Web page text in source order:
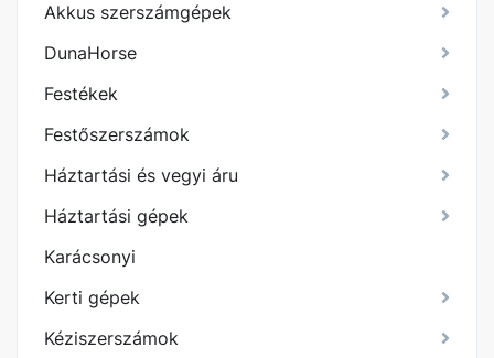
Akkus szerszámgépek
DunaHorse
Festékek
Festőszerszámok
Háztartási és vegyi áru
Háztartási gépek
Karácsonyi
Kerti gépek
Kéziszerszámok